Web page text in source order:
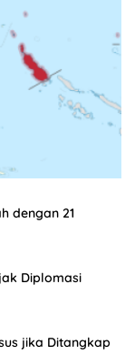
dengan 21
Diplomasi
jika Ditangkap